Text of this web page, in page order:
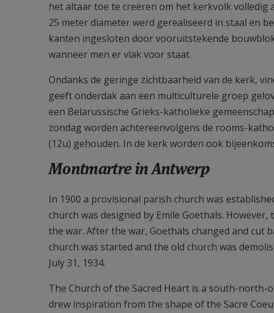
het altaar toe te creëren om het kerkvolk volledig
25 meter diameter werd gerealiseerd in staal en
kanten ingesloten door vooruitstekende
wanneer men er vlak voor staat.
Ondanks de geringe zichtbaarheid van de kerk,
geeft onderdak aan een multiculturele groep
een Belarussische Grieks-katholieke
zondag worden achtereenvolgens de rooms-
(12u) gehouden. In de kerk worden ook
Montmartre in Antwerp
In 1900 a provisional parish church was
church was designed by Emile Goethals.
the war. After the war, Goethals changed and cut
church was started and the old church was
July 31, 1934.
The Church of the Sacred Heart is a south-
drew inspiration from the shape of the Sacre